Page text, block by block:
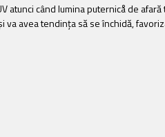
atunci când lumina puternicå de
va avea tendinţa să se închidă,